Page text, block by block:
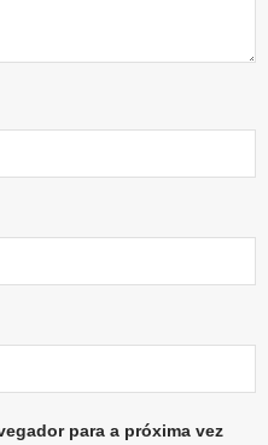
para a próxima vez